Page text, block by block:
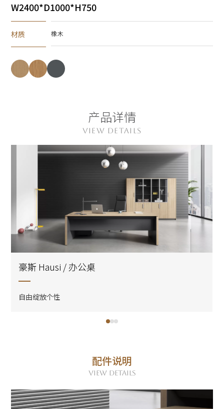
W2400*D1000*H750
材质 橡木
产品详情
VIEW DETAILS
豪斯 Hausi / 办公桌
自由绽放个性
配件说明
VIEW DETAILS